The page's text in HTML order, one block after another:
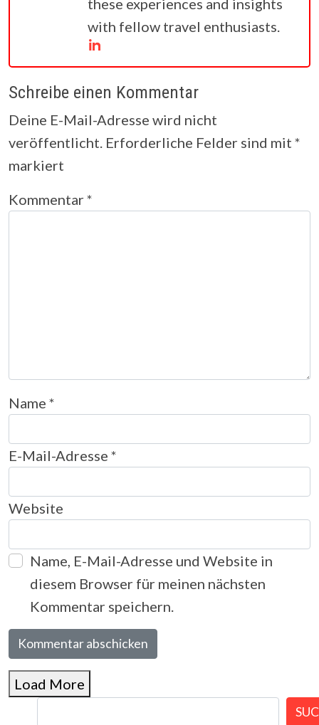
these experiences and insights
with fellow travel enthusiasts.
Schreibe einen Kommentar
Deine E-Mail-Adresse wird nicht
veröffentlicht. Erforderliche Felder sind mit *
markiert
Kommentar *
Name *
E-Mail-Adresse *
Website
Name, E-Mail-Adresse und Website in
diesem Browser für meinen nächsten
Kommentar speichern.
Load More